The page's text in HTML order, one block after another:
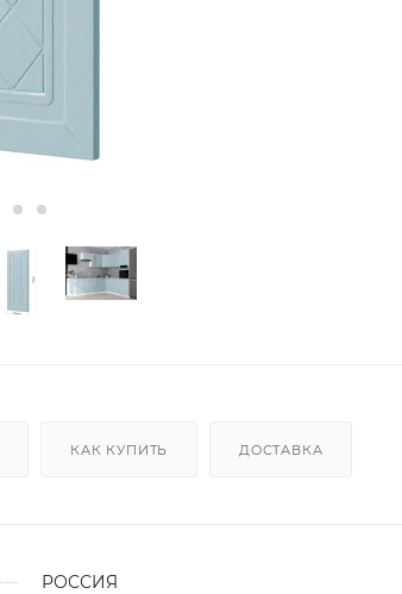
КАК КУПИТЬ ДОСТАВКА
РОССИЯ